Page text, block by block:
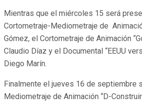
Mientras que el miércoles 15 será
Cortometraje-Mediometraje de
Gómez, el Cortometraje de Animación
Claudio Díaz y el Documental “EEUU
Diego Marín.
Finalmente el jueves 16 de septiembre
Mediometraje de Animación “D-